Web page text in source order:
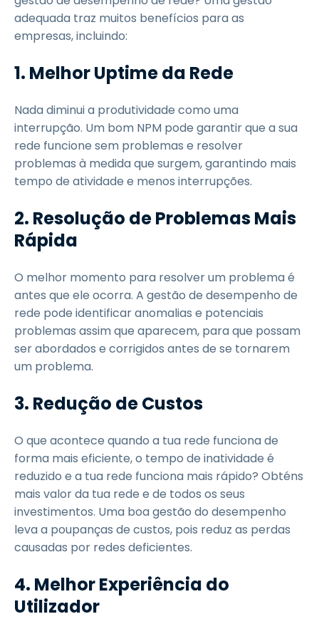
adequada traz muitos benefícios para as
empresas, incluindo:
1. Melhor Uptime da Rede
Nada diminui a produtividade como uma
interrupção. Um bom NPM pode garantir que a sua
rede funcione sem problemas e resolver
problemas à medida que surgem, garantindo mais
tempo de atividade e menos interrupções.
2. Resolução de Problemas Mais
Rápida
O melhor momento para resolver um problema é
antes que ele ocorra. A gestão de desempenho de
rede pode identificar anomalias e potenciais
problemas assim que aparecem, para que possam
ser abordados e corrigidos antes de se tornarem
um problema.
3. Redução de Custos
O que acontece quando a tua rede funciona de
forma mais eficiente, o tempo de inatividade é
reduzido e a tua rede funciona mais rápido? Obténs
mais valor da tua rede e de todos os seus
investimentos. Uma boa gestão do desempenho
leva a poupanças de custos, pois reduz as perdas
causadas por redes deficientes.
4. Melhor Experiência do
Utilizador